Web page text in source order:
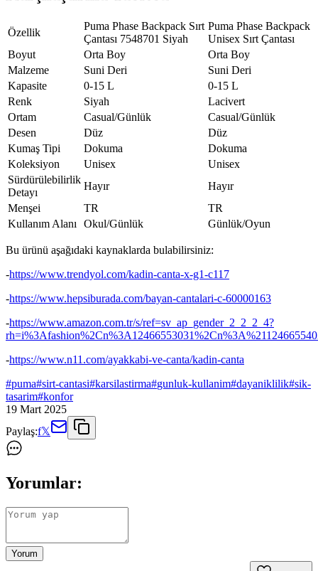
Özellik
Puma Phase Backpack Sırt
Çantası 7548701 Siyah
Puma Phase Backpack
Unisex Sırt Çantası
Boyut
Orta Boy
Orta Boy
Malzeme
Suni Deri
Suni Deri
Kapasite
0-15 L
0-15 L
Renk
Siyah
Lacivert
Ortam
Casual/Günlük
Casual/Günlük
Desen
Düz
Düz
Kumaş Tipi
Dokuma
Dokuma
Koleksiyon
Unisex
Unisex
Sürdürülebilirlik
Detayı
Hayır
Hayır
Menşei
TR
TR
Kullanım Alanı Okul/Günlük Günlük/Oyun
Bu ürünü aşağıdaki kaynaklarda bulabilirsiniz:
-https://www.trendyol.com/kadin-canta-x-g1-c117
-https://www.hepsiburada.com/bayan-cantalari-c-60000163
-https://www.amazon.com.tr/s/ref=sv_ap_gender_2_2_2_4?
-https://www.n11.com/ayakkabi-ve-canta/kadin-canta
#puma#sirt-cantasi#karsilastirma#gunluk-kullanim#dayaniklilik#sik-
tasarim#konfor
19 Mart 2025
Paylaş:f𝕏
Yorumlar:
Yorum